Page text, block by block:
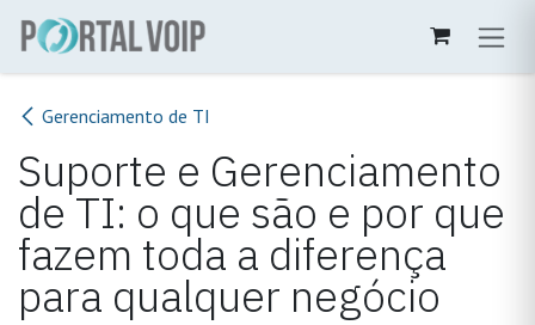
Pular para o conteúdo
Gerenciamento de TI
Suporte e Gerenciamento
de TI: o que são e por que
fazem toda a diferença
para qualquer negócio